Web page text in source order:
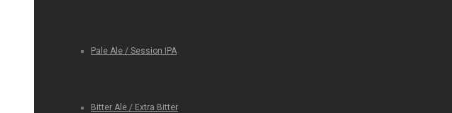
Pale Ale / Session IPA
Bitter Ale / Extra Bitter